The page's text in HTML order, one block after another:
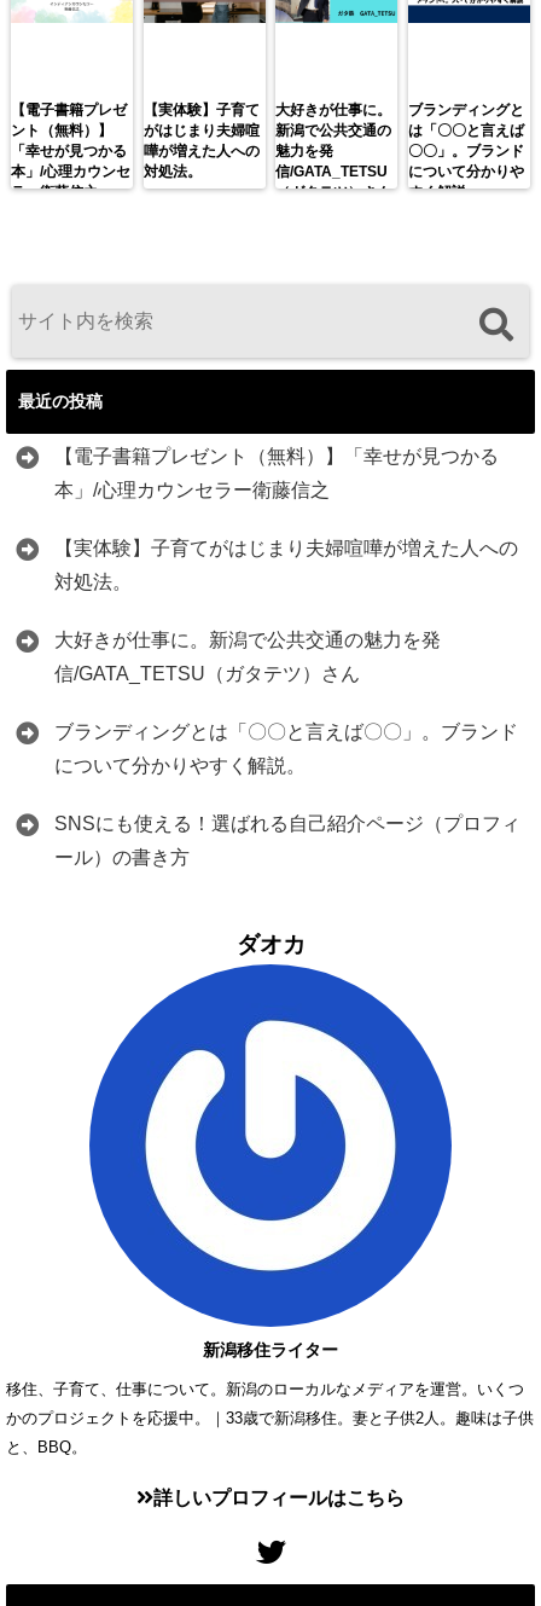
【電子書籍プレゼ
ント（無料）】
「幸せが見つかる
本」/心理カウンセ
ラー衛藤信之
【実体験】子育て
がはじまり夫婦喧
嘩が増えた人への
対処法。
大好きが仕事に。
新潟で公共交通の
魅力を発
信/GATA_TETSU
（ガタテツ）さん
ブランディングと
は「〇〇と言えば
〇〇」。ブランド
について分かりや
すく解説。
最近の投稿
【電子書籍プレゼント（無料）】「幸せが見つかる
本」/心理カウンセラー衛藤信之
【実体験】子育てがはじまり夫婦喧嘩が増えた人への
対処法。
大好きが仕事に。新潟で公共交通の魅力を発
信/GATA_TETSU（ガタテツ）さん
ブランディングとは「〇〇と言えば〇〇」。ブランド
について分かりやすく解説。
SNSにも使える！選ばれる自己紹介ページ（プロフィ
ール）の書き方
ダオカ
新潟移住ライター
移住、子育て、仕事について。新潟のローカルなメディアを運営。いくつ
かのプロジェクトを応援中。｜33歳で新潟移住。妻と子供2人。趣味は子供
と、BBQ。
詳しいプロフィールはこちら